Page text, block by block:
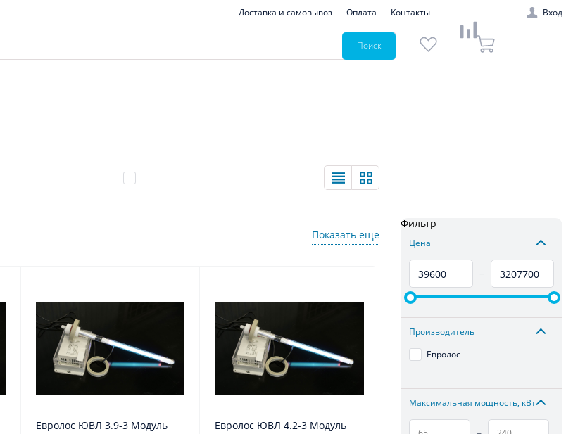
Доставка и самовывоз Оплата Контакты Вход
Поиск
Показать еще
Евролос ЮВЛ 3.9-3 Модуль
Евролос ЮВЛ 4.2-3 Модуль
Фильтр
Цена
–
Производитель
Евролос
Максимальная мощность, кВт